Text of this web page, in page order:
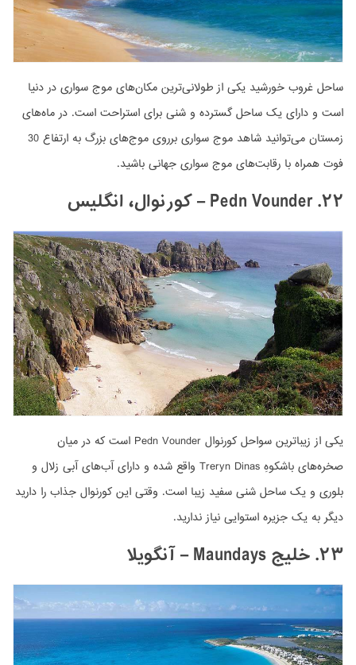
ساحل غروب خورشید یکی از طولانی‌ترین مکان‌های موج سواری در دنیا
است و دارای یک ساحل گسترده و شنی برای استراحت است. در ماه‌های
زمستان می‌توانید شاهد موج سواری برروی موج‌های بزرگ به ارتفاع 30
فوت همراه با رقابت‌های موج سواری جهانی باشید.
۲۲. Pedn Vounder – کورنوال، انگلیس
یکی از زیباترین سواحل کورنوال Pedn Vounder است که در میان
صخره‌های باشکوهِ Treryn Dinas واقع شده و دارای آب‌های آبی زلال و
بلوری و یک ساحل شنی سفید زیبا است. وقتی این کورنوال جذاب را دارید
دیگر به یک جزیره استوایی نیاز ندارید.
۲۳. خلیج Maundays – آنگویلا